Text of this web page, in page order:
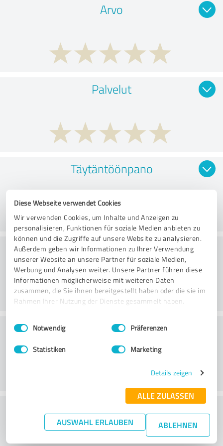
Diese Webseite verwendet Cookies
Wir verwenden Cookies, um Inhalte und Anzeigen zu
personalisieren, Funktionen für soziale Medien anbieten zu
können und die Zugriffe auf unsere Website zu analysieren.
Außerdem geben wir Informationen zu Ihrer Verwendung
unserer Website an unsere Partner für soziale Medien,
Werbung und Analysen weiter. Unsere Partner führen diese
Informationen möglicherweise mit weiteren Daten
zusammen, die Sie ihnen bereitgestellt haben oder die sie im
Rahmen Ihrer Nutzung der Dienste gesammelt haben.
Impressum Datenschutzbestimmungen
Einwilligungsauswahl
Notwendig Präferenzen
Statistiken Marketing
Details zeigen
ALLE ZULASSEN
AUSWAHL ERLAUBEN ABLEHNEN
Arvo
Palvelut
Täytäntöönpano
Konsultointi
Asiakaspalvelu
What do you think of the price to
performance ratio?